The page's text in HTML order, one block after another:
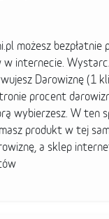
możesz bezpłatnie
w internecie.
Darowiznę (1
procent
wybierzesz. W ten
produkt w tej
a sklep